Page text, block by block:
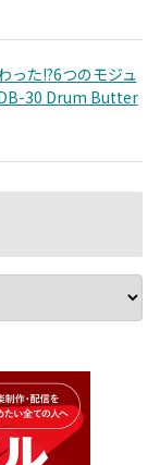
った!?6つのモジュ
30 Drum Butter